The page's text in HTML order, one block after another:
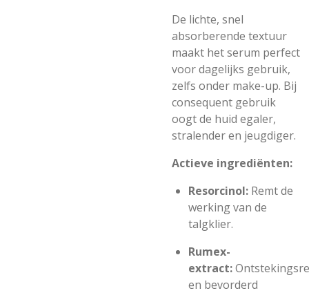
De lichte, snel
absorberende textuur
maakt het serum perfect
voor dagelijks gebruik,
zelfs onder make-up. Bij
consequent gebruik
oogt de huid egaler,
stralender en jeugdiger.
Actieve ingrediënten:
Resorcinol: Remt de
werking van de
talgklier.
Rumex-
extract:
en bevorderd